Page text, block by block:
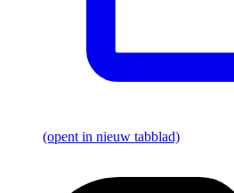
(opent in nieuw tabblad)